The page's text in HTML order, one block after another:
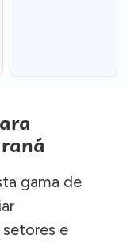
gama de
e